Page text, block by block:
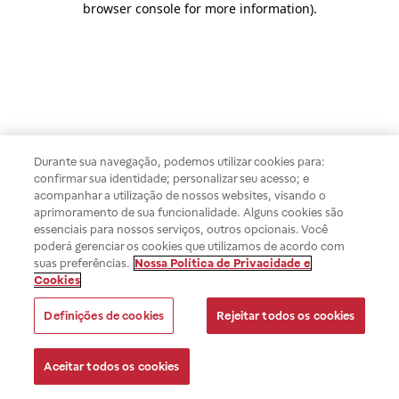
browser console for more information).
Durante sua navegação, podemos utilizar cookies para:
confirmar sua identidade; personalizar seu acesso; e
acompanhar a utilização de nossos websites, visando o
aprimoramento de sua funcionalidade. Alguns cookies são
essenciais para nossos serviços, outros opcionais. Você
poderá gerenciar os cookies que utilizamos de acordo com
suas preferências. Nossa Política de Privacidade e
Cookies
Definições de cookies Rejeitar todos os cookies
Aceitar todos os cookies